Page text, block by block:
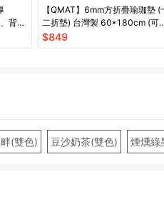
背
【QMAT】6mm方折疊瑜珈墊 (
二折墊) 台灣製 60*180cm (可
取)
$849
(雙色) 豆沙奶茶(雙色) 煙燻綠